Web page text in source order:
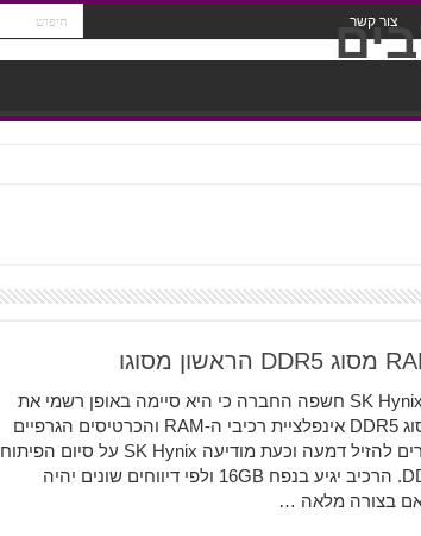
צור קשר
בהודעה חדשה שפרסמה עניקת השבבים SK Hynix חשפה החברה כי היא סיימה באופן רשמי את
הייצור של רכיב ה-RAM הראשון בעולם מסוג DDR5 אינפלציית רכיבי ה-RAM והכרטיסים הגרפיים
בשוק המחשבים בהחלט גרמה להמון גיימרים להזיל דמעה וכעת מודיעה SK Hynix על סיום הפיתוח
של שבב הזיכרון (RAM) הראשון מסוג DDR5. הרכיב יגיע בנפח 16GB ולפי דיווחים שונים יהיה